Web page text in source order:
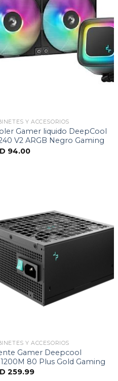
Y ACCESORIOS
Gamer liquido DeepCool
V2 ARGB Negro Gaming
94.00
Y ACCESORIOS
Gamer Deepcool
80 Plus Gold Gaming
259.99